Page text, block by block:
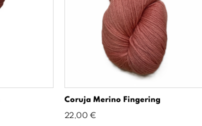
Coruja Merino Fingering
Precio
22,00 €